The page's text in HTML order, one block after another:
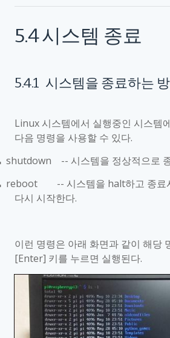
5.4시스템 종료
5.4.1 시스템을 종료하는
Linux시스템에서 실행중인 시스템
다음 명령을 사용할 수 있다.
shutdown --시스템을 정상적으로
reboot --시스템을 halt하고 종료
다시 시작한다.
이런 명령은 아래 화면과 같이 해당
[Enter] 키를 누르면 실행된다.